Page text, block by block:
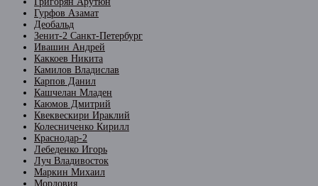
Гурфов Азамат
Деобальд
Зенит-2 Санкт-Петербург
Ивашин Андрей
Каккоев Никита
Камилов Владислав
Карпов Данил
Кашчелан Младен
Каюмов Дмитрий
Квеквескири Ираклий
Колесниченко Кирилл
Краснодар-2
Лебеденко Игорь
Луч Владивосток
Маркин Михаил
Мордовия